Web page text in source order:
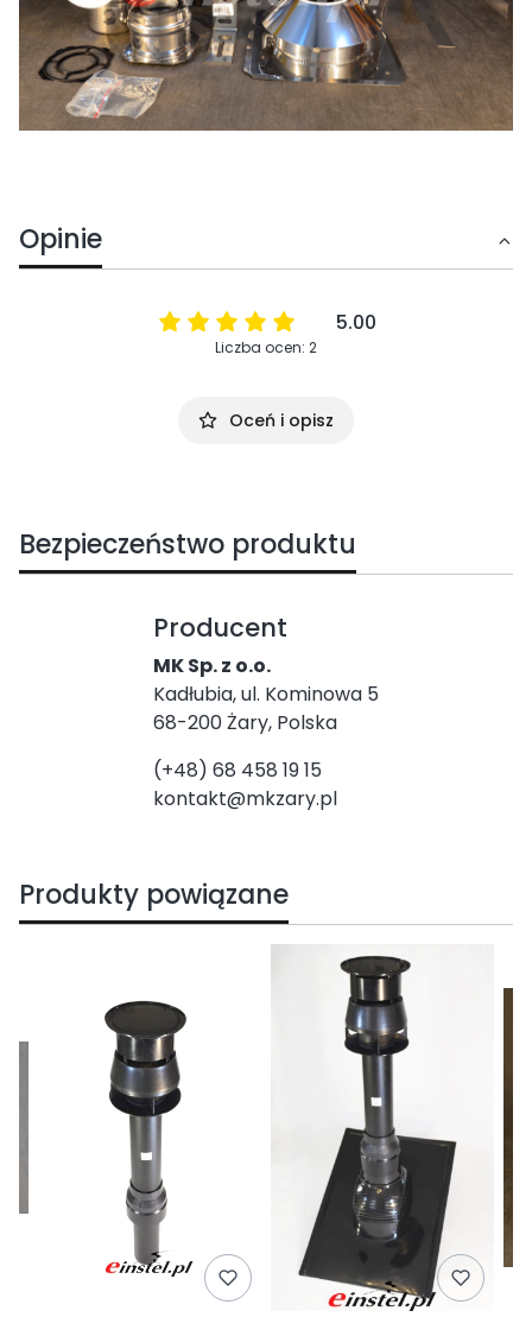
Opinie
5.00
Liczba ocen: 2
Oceń i opisz
Bezpieczeństwo produktu
Producent
MK Sp. z o.o.
Kadłubia, ul. Kominowa 5
68-200 Żary, Polska
(+48) 68 458 19 15
kontakt@mkzary.pl
Produkty powiązane